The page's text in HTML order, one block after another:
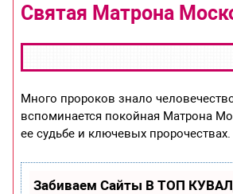
Святая Матрона
Много пророков знало
вспоминается покойная Матрона
ее судьбе и ключевых пророчествах.
Забиваем Сайты В ТОП